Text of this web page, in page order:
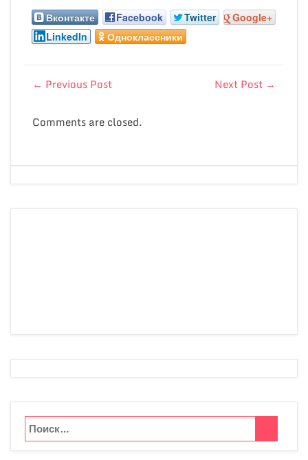
Вконтакте Facebook Twitter
Google+
LinkedIn
Одноклассники
← Previous Post Next Post →
Comments are closed.